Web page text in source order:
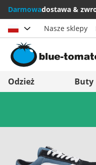
Darmowadostawa &
Wybierz kraj
Österreich
Svizzera (Italiano)
Nasze sklepy
Odzież Buty